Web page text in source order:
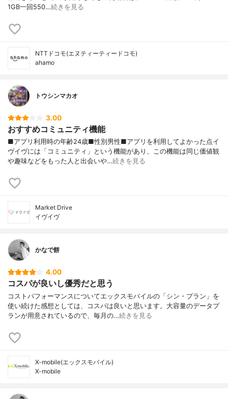
1GB一回550…続きを見る
NTTドコモ(エヌティーティードコモ)
ahamo
トウシンマカオ
3.00
おすすめコミュニティ機能
■アプリ利用時の年齢24歳■性別男性■アプリを利用してよかった点イ
ヴイヴには「コミュニティ」という機能があり、この機能は同じ価値観
や趣味などをもった人と出会いや…続きを見る
Market Drive
イヴイヴ
かなで餅
4.00
コスパが良いし優秀だと思う
コストパフォーマンスについてエックスモバイルの「シン・プラン」を
使い続けた感想としては、コスパは良いと思います。大容量のデータプ
ランが用意されているので、毎月の…続きを見る
X-mobile(エックスモバイル)
X-mobile